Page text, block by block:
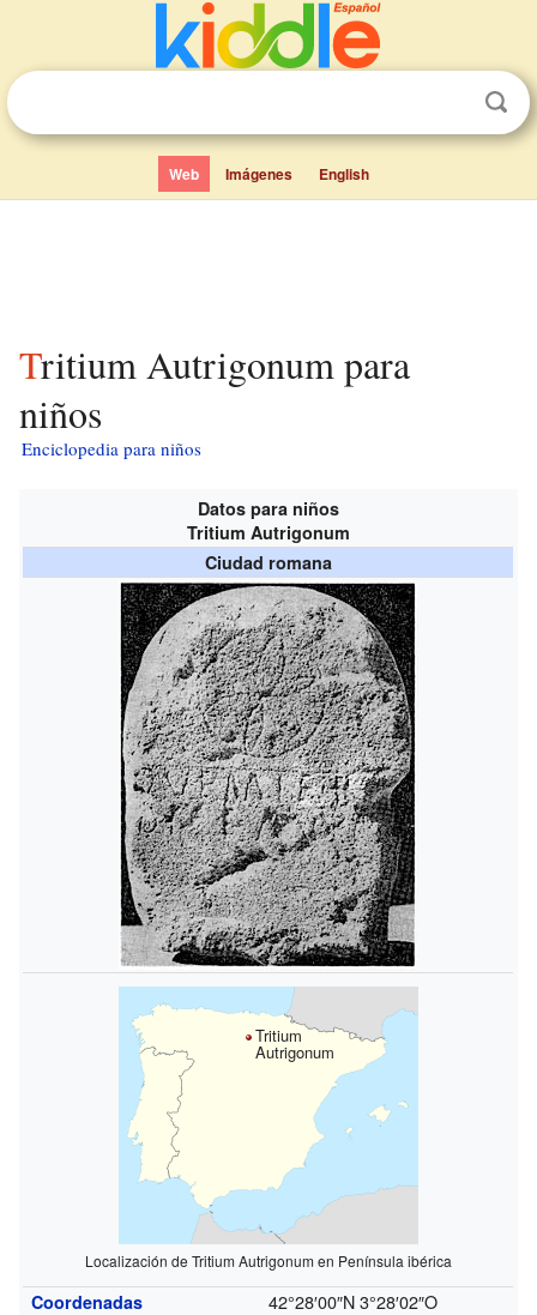
Web Imágenes English
Tritium Autrigonum para
niños
Enciclopedia para niños
Datos para niños
Tritium Autrigonum
Ciudad romana
Tritium
Autrigonum
Localización de Tritium Autrigonum en Península ibérica
Coordenadas 42°28′00″N 3°28′02″O